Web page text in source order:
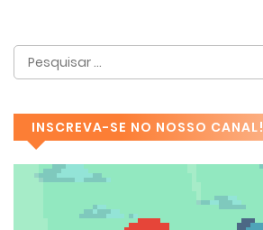
INSCREVA-SE NO NOSSO CANAL!